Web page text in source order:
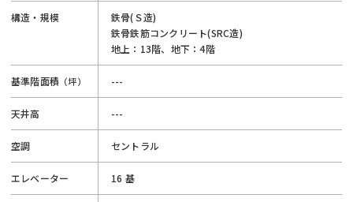
構造・規模
鉄骨(Ｓ造)
鉄骨鉄筋コンクリート(SRC造)
地上：13階、地下：4階
基準階面積 （坪） ---
天井高 ---
空調 セントラル
エレベーター 16 基